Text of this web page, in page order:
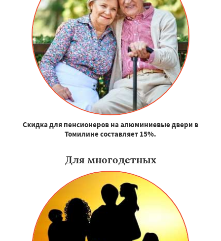
Скидка для пенсионеров на алюминиевые двери в
Томилине составляет 15%.
Для многодетных